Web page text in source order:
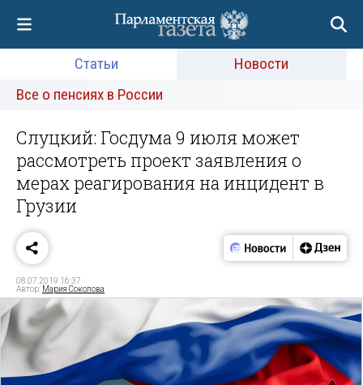
Статьи
Новости
Все о пенсиях в России
Слуцкий: Госдума 9 июля может
рассмотреть проект заявления о
мерах реагирования на инцидент в
Грузии
08.07.2019 16:37
Автор: Мария Соколова